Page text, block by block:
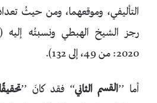
التأليفي، وموقعهما، ومن حيثُ
رجز الشيخ الهبطي ونسبتُه إليه
2020: من 49، إلى 132).
أما ’’القسم الثاني‘‘ فقد كانَ ’’